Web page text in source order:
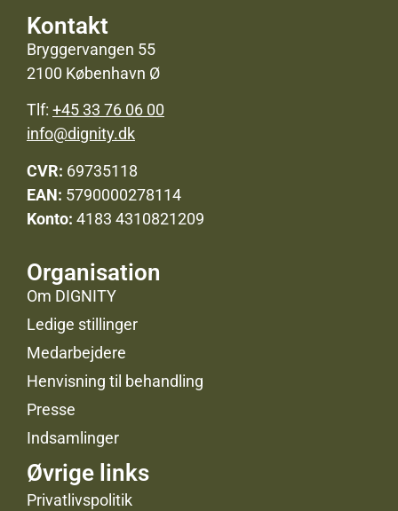
Kontakt
Bryggervangen 55
2100 København Ø
Tlf: +45 33 76 06 00
info@dignity.dk
CVR: 69735118
EAN: 5790000278114
Konto: 4183 4310821209
Organisation
Om DIGNITY
Ledige stillinger
Medarbejdere
Henvisning til behandling
Presse
Indsamlinger
Øvrige links
Privatlivspolitik